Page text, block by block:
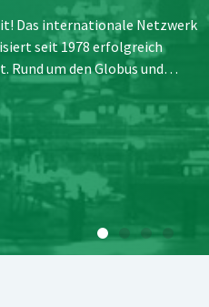
Das internationale Netzwerk
seit 1978 erfolgreich
Rund um den Globus und…